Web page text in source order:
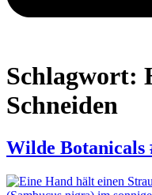
Schlagwort:
Schneiden
Wilde Botanicals